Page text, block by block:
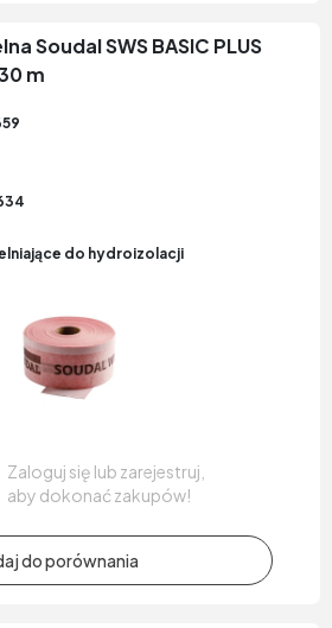
Soudal SWS BASIC PLUS
m
do hydroizolacji
Zaloguj się lub zarejestruj,
aby dokonać zakupów!